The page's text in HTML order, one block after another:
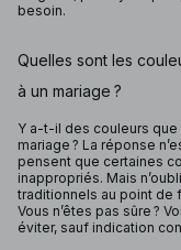
besoin.
Quelles sont les
à un mariage ?
Y a-t-il des couleurs
mariage ? La réponse
pensent que certaines
inappropriés. Mais
traditionnels au point de
Vous n’êtes pas sûre ?
éviter, sauf indication